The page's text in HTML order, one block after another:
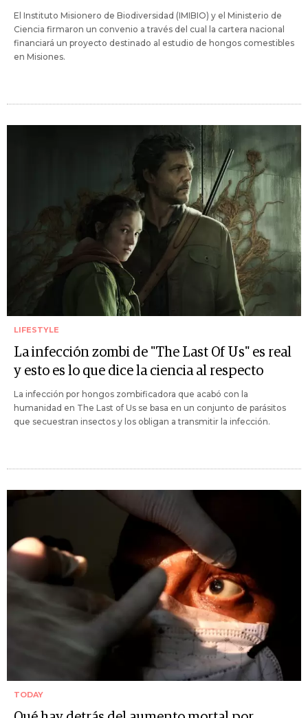
El Instituto Misionero de Biodiversidad (IMIBIO) y el Ministerio de
Ciencia firmaron un convenio a través del cual la cartera nacional
financiará un proyecto destinado al estudio de hongos comestibles
en Misiones.
LIFESTYLE
La infección zombi de "The Last Of Us" es real
y esto es lo que dice la ciencia al respecto
La infección por hongos zombificadora que acabó con la
humanidad en The Last of Us se basa en un conjunto de parásitos
que secuestran insectos y los obligan a transmitir la infección.
TODAY